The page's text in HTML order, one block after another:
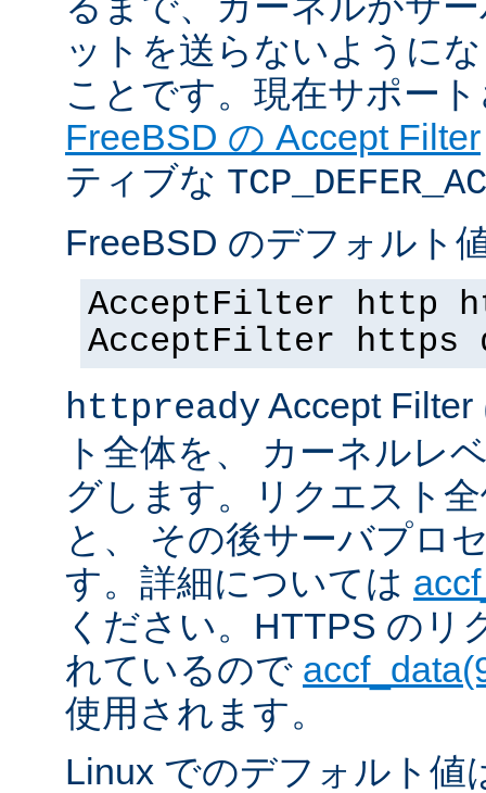
ットを送らないように
ことです。現在サポー
FreeBSD の Accept Filter
ティブな
FreeBSD のデフォルト
AcceptFilter http
AcceptFilter https
httpready Accept
ト全体を、 カーネルレ
グします。リクエスト
と、 その後サーバプロ
す。詳細については
ください。HTTPS のリ
れているので
使用されます。
Linux でのデフォルト値